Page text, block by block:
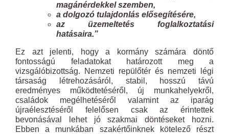
magánérdekkel szemben,
a dolgozó tulajdonlás elősegítésére,
az üzemeltetés foglalkoztatási
hatásaira.”
Ez azt jelenti, hogy a kormány számára döntő
fontosságú feladatokat határozott meg a
vizsgálóbizottság. Nemzeti repülőtér és nemzeti légi
társaság létrehozásáról, stabil, hosszú távú
eredményes működtetéséről, új munkahelyekről,
családok megélhetéséről valamint az iparág
újraélesztéséről felelősen csak az érintettek
bevonásával lehet jó szakmai döntéseket hozni.
Ebben a munkában szakértőinknek kötelező részt